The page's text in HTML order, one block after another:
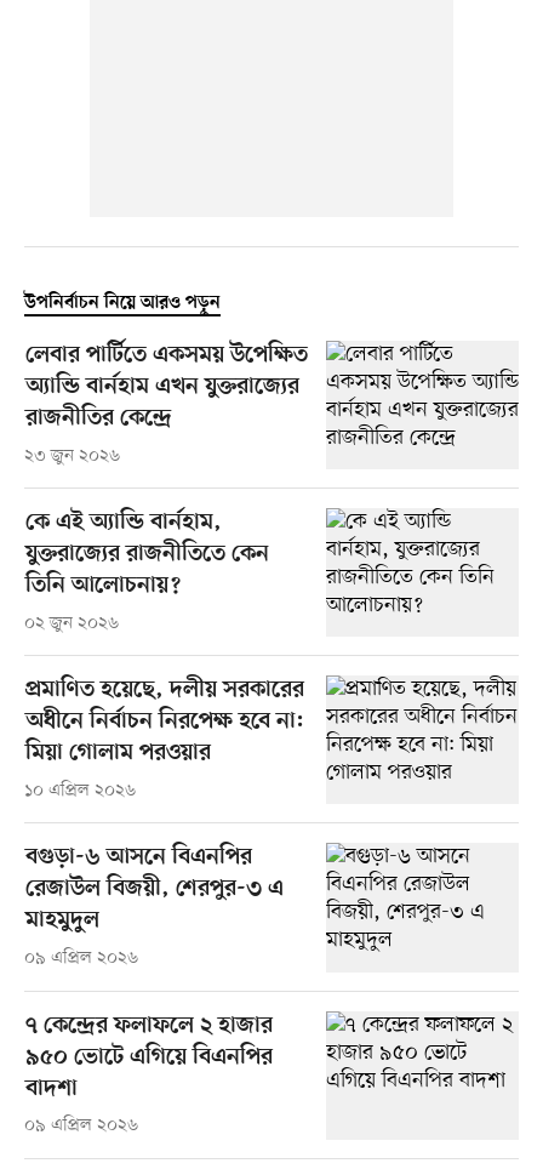
উপনির্বাচন নিয়ে আরও পড়ুন
লেবার পার্টিতে একসময় উপেক্ষিত
অ্যান্ডি বার্নহাম এখন যুক্তরাজ্যের
রাজনীতির কেন্দ্রে
২৩ জুন ২০২৬
কে এই অ্যান্ডি বার্নহাম,
যুক্তরাজ্যের রাজনীতিতে কেন
তিনি আলোচনায়?
০২ জুন ২০২৬
প্রমাণিত হয়েছে, দলীয় সরকারের
অধীনে নির্বাচন নিরপেক্ষ হবে না:
মিয়া গোলাম পরওয়ার
১০ এপ্রিল ২০২৬
বগুড়া-৬ আসনে বিএনপির
রেজাউল বিজয়ী, শেরপুর-৩ এ
মাহমুদুল
০৯ এপ্রিল ২০২৬
৭ কেন্দ্রের ফলাফলে ২ হাজার
৯৫০ ভোটে এগিয়ে বিএনপির
বাদশা
০৯ এপ্রিল ২০২৬